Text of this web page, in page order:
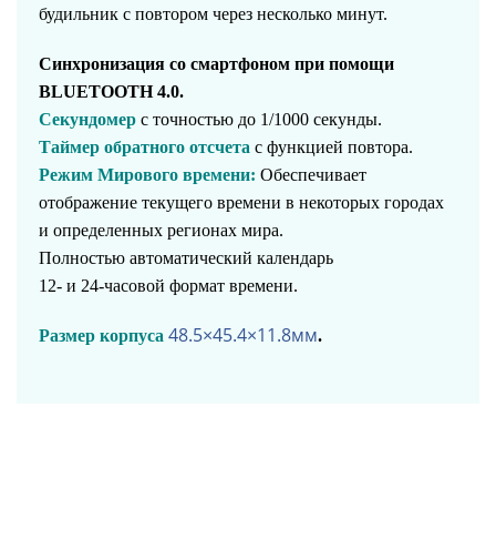
будильник с повтором через несколько минут.
Синхронизация со смартфоном при помощи
BLUETOOTH 4.0.
Секундомер с точностью до 1/1000 секунды.
Таймер обратного отсчета с функцией повтора.
Режим Мирового времени: Обеспечивает
отображение текущего времени в некоторых городах
и определенных регионах мира.
Полностью автоматический календарь
12- и 24-часовой формат времени.
Размер корпуса 48.5×45.4×11.8мм.